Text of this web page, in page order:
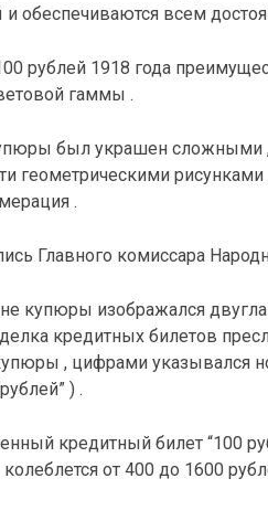
обеспечиваются всем
рублей 1918 года
гаммы .
был украшен сложными
геометрическими
.
Главного комиссара
купюры изображался
кредитных билетов
, цифрами указывался
) .
кредитный билет “100
от 400 до 1600